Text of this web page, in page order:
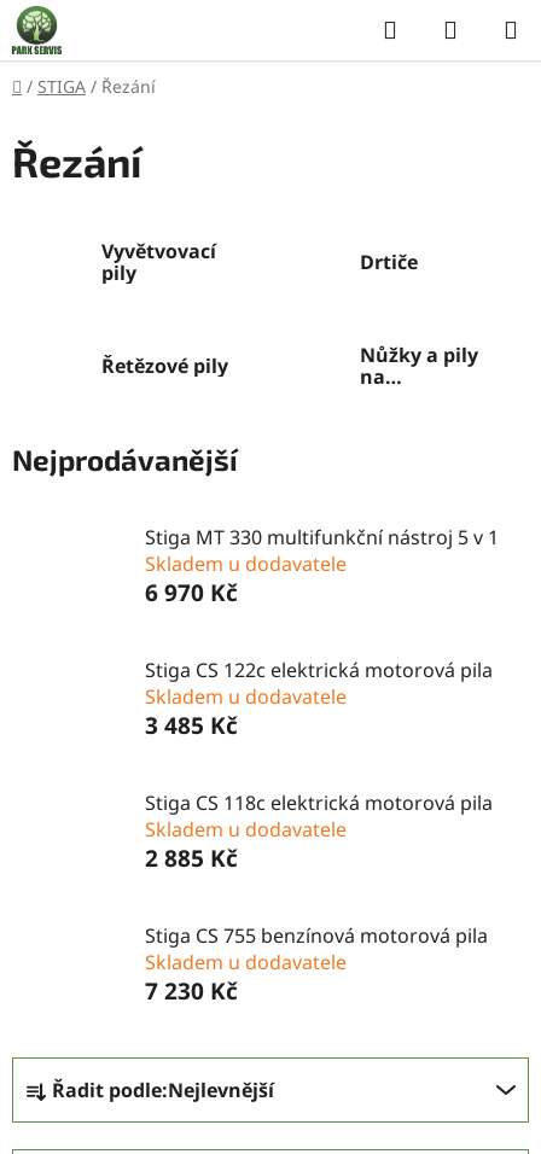
Přejít
na
obsah
Hledat
KOŠÍK
Domů
/ STIGA / Řezání
Řezání
Vyvětvovací
pily
Drtiče
Řetězové pily
Nůžky a pily
na
Nejprodávanější
Stiga MT 330 multifunkční nástroj 5 v 1
Skladem u dodavatele
6 970 Kč
Stiga CS 122c elektrická motorová pila
Skladem u dodavatele
3 485 Kč
Stiga CS 118c elektrická motorová pila
Skladem u dodavatele
2 885 Kč
Stiga CS 755 benzínová motorová pila
Skladem u dodavatele
7 230 Kč
a
z
Řadit podle:Nejlevnější